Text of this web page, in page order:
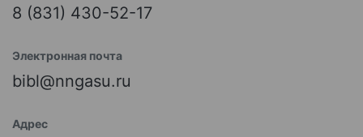
8 (831) 430-52-17
Электронная почта
bibl@nngasu.ru
Адрес